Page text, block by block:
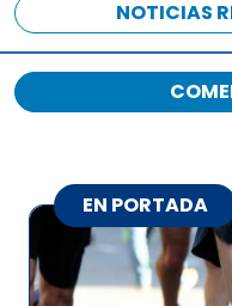
NOTICIAS
EN PORTADA